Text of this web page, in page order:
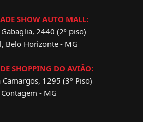
SHOW AUTO MALL:
Gabaglia, 2440 (2º piso)
Belo Horizonte - MG
SHOPPING DO AVIÃO:
1295 (3º Piso)
Contagem - MG